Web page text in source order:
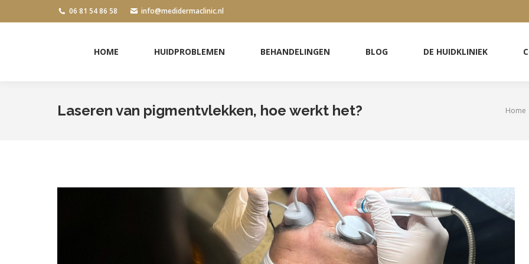
06 81 54 86 58 info@medidermaclinic.nl
HOME HUIDPROBLEMEN BEHANDELINGEN BLOG DE HUIDKLINIEK
Laseren van pigmentvlekken, hoe werkt het? Je
Home
HOME HUIDPROBLEMEN BEHANDELINGEN BLOG DE HUIDKLINIEK